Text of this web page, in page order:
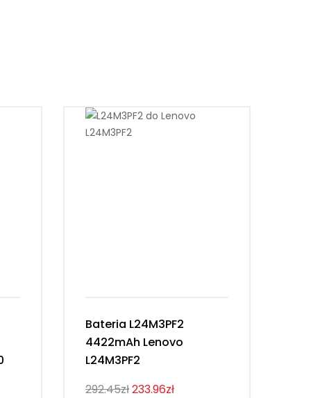
Bateria L24M3PF2
4422mAh Lenovo
L24M3PF2
292.45zł233.96zł